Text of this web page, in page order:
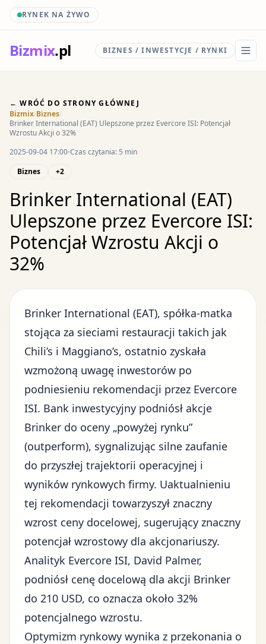
RYNEK NA ŻYWO
Bizmix.pl BIZNES / INWESTYCJE / RYNKI
← WRÓĆ DO STRONY GŁÓWNEJ
Bizmix/Biznes/
Brinker International (EAT) Ulepszone przez Evercore ISI: Potencjał
Wzrostu Akcji o 32%
2025-09-04 17:00 Czas czytania: 5 min
Biznes
+2
Brinker International (EAT)
Ulepszone przez Evercore ISI:
Potencjał Wzrostu Akcji o
32%
Brinker International (EAT), spółka-matka
stojąca za sieciami restauracji takich jak
Chili’s i Maggiano’s, ostatnio zyskała
wzmożoną uwagę inwestorów po
podniesieniu rekomendacji przez Evercore
ISI. Bank inwestycyjny podniósł akcje
Brinker do oceny „powyżej rynku”
(outperform), sygnalizując silne zaufanie
do przyszłej trajektorii operacyjnej i
wyników rynkowych firmy. Uaktualnieniu
tej rekomendacji towarzyszył znaczny
wzrost ceny docelowej, sugerujący znaczny
potencjał wzrostowy dla akcjonariuszy.
Analityk Evercore ISI, David Palmer,
podniósł cenę docelową dla akcji Brinker
do 210 USD, co oznacza około 32%
potencjalnego wzrostu.
Optymizm rynkowy wynika z przekonania o